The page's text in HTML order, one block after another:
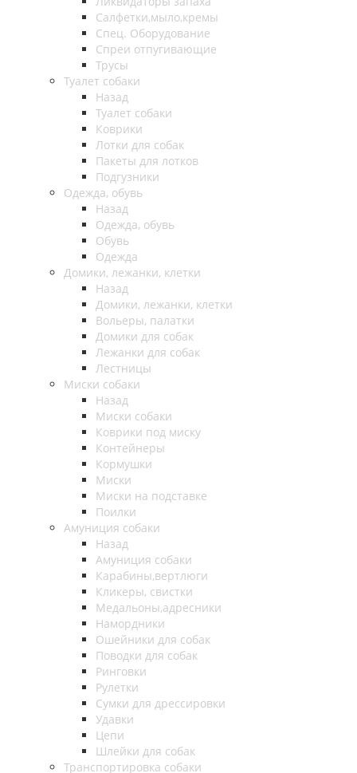
Салфетки,мыло,кремы
Спец. Оборудование
Спреи отпугивающие
Трусы
Туалет собаки
Назад
Туалет собаки
Коврики
Лотки для собак
Пакеты для лотков
Подгузники
Одежда, обувь
Назад
Одежда, обувь
Обувь
Одежда
Домики, лежанки, клетки
Назад
Домики, лежанки, клетки
Вольеры, палатки
Домики для собак
Лежанки для собак
Лестницы
Миски собаки
Назад
Миски собаки
Коврики под миску
Контейнеры
Кормушки
Миски
Миски на подставке
Поилки
Амуниция собаки
Назад
Амуниция собаки
Карабины,вертлюги
Кликеры, свистки
Медальоны,адресники
Намордники
Ошейники для собак
Поводки для собак
Ринговки
Рулетки
Сумки для дрессировки
Удавки
Цепи
Шлейки для собак
Транспортировка собаки